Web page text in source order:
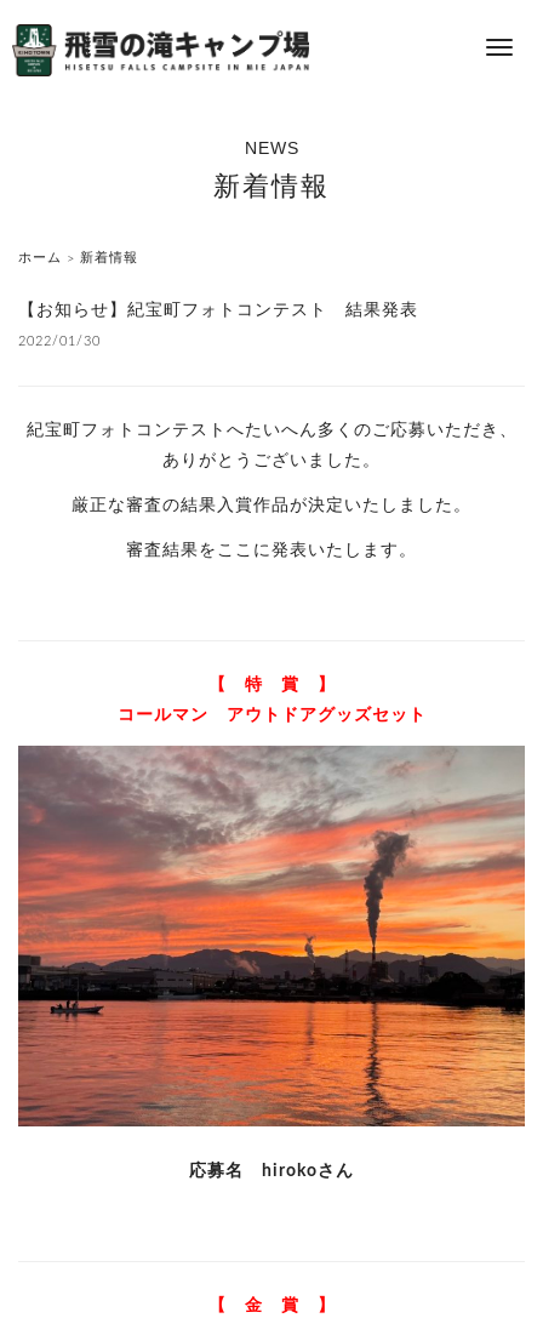
メ
NEWS
新着情報
ホーム > 新着情報
【お知らせ】紀宝町フォトコンテスト 結果発表
2022/01/30
紀宝町フォトコンテストへたいへん多くのご応募いただき、
ありがとうございました。
厳正な審査の結果入賞作品が決定いたしました。
審査結果をここに発表いたします。
【 特 賞 】
コールマン アウトドアグッズセット
応募名 hirokoさん
【 金 賞 】